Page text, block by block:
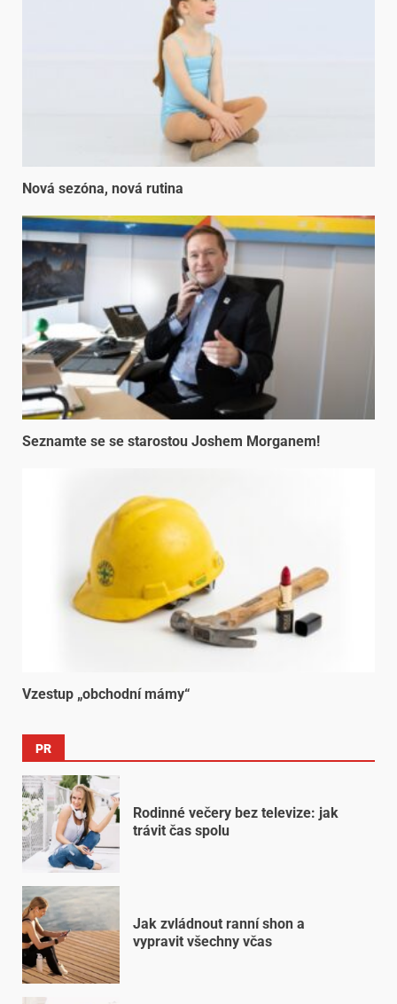
Nová sezóna, nová rutina
Seznamte se se starostou Joshem Morganem!
Vzestup „obchodní mámy“
PR
Rodinné večery bez televize: jak
trávit čas spolu
Jak zvládnout ranní shon a
vypravit všechny včas